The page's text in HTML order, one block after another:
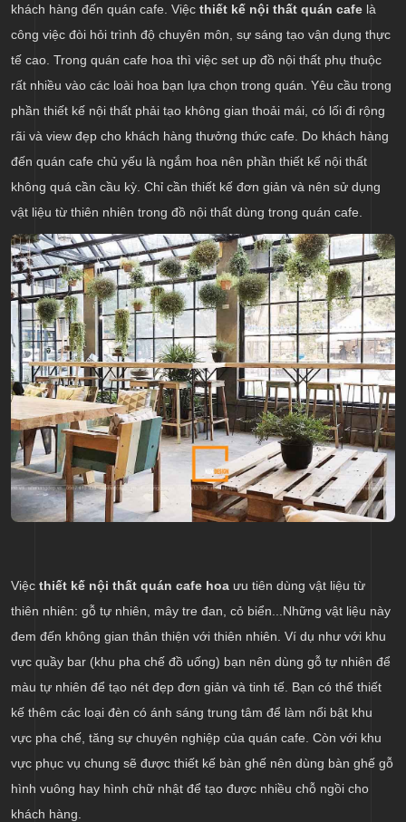
khách hàng đến quán cafe. Việc thiết kế nội thất quán cafe là
công việc đòi hỏi trình độ chuyên môn, sự sáng tạo vận dụng thực
tế cao. Trong quán cafe hoa thì việc set up đồ nội thất phụ thuộc
rất nhiều vào các loài hoa bạn lựa chọn trong quán. Yêu cầu trong
phần thiết kế nội thất phải tạo không gian thoải mái, có lối đi rộng
rãi và view đẹp cho khách hàng thưởng thức cafe. Do khách hàng
đến quán cafe chủ yếu là ngắm hoa nên phần thiết kế nội thất
không quá cần cầu kỳ. Chỉ cần thiết kế đơn giản và nên sử dụng
vật liệu từ thiên nhiên trong đồ nội thất dùng trong quán cafe.
Việc thiết kế nội thất quán cafe hoa ưu tiên dùng vật liệu từ
thiên nhiên: gỗ tự nhiên, mây tre đan, cỏ biển...Những vật liệu này
đem đến không gian thân thiện với thiên nhiên. Ví dụ như với khu
vực quầy bar (khu pha chế đồ uống) bạn nên dùng gỗ tự nhiên để
màu tự nhiên để tạo nét đẹp đơn giản và tinh tế. Bạn có thể thiết
kế thêm các loại đèn có ánh sáng trung tâm để làm nổi bật khu
vực pha chế, tăng sự chuyên nghiệp của quán cafe. Còn với khu
vực phục vụ chung sẽ được thiết kế bàn ghế nên dùng bàn ghế gỗ
hình vuông hay hình chữ nhật để tạo được nhiều chỗ ngồi cho
khách hàng.